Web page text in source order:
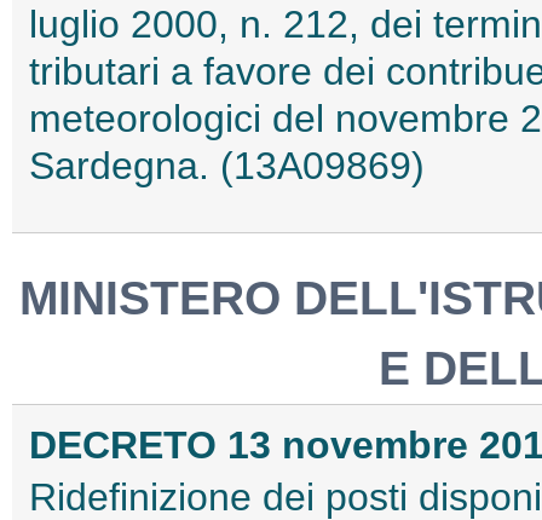
luglio 2000, n. 212, dei
tributari a favore dei
meteorologici del novembre
Sardegna. (13A09869)
MINISTERO
E
DECRETO 13 novembre
Ridefinizione dei posti